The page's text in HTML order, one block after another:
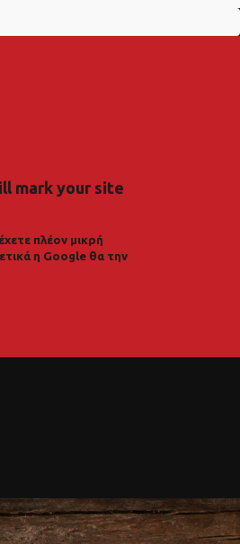
mark your site
πλέον μικρή
η Google θα την